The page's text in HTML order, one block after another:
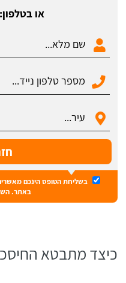
או
בשליחת הטופס הינכם
באתר.
כיצד מתבטא